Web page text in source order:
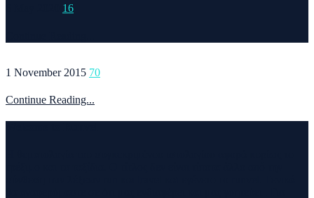
16
1 November 2015 70
Continue Reading...